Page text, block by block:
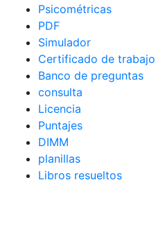
Psicométricas
PDF
Simulador
Certificado de trabajo
Banco de preguntas
consulta
Licencia
Puntajes
DIMM
planillas
Libros resueltos